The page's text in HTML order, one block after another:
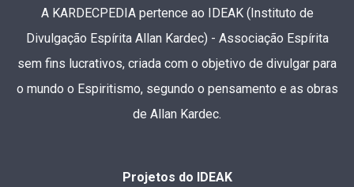
A KARDECPEDIA pertence ao IDEAK (Instituto de
Divulgação Espírita Allan Kardec) - Associação Espírita
sem fins lucrativos, criada com o objetivo de divulgar para
o mundo o Espiritismo, segundo o pensamento e as obras
de Allan Kardec.
Projetos do IDEAK